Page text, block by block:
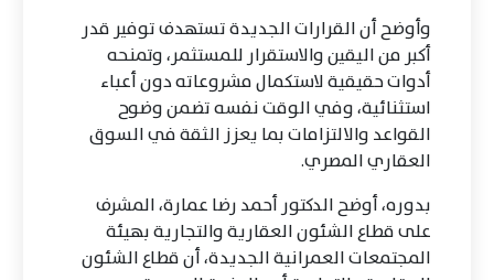
وأوضح أن القرارات الجديدة تستهدف توفير قدر
أكبر من اليقين والاستقرار للمستثمر، وتمنحه
أدوات حقيقية لاستكمال مشروعاته دون أعباء
استثنائية، وفي الوقت نفسه تضمن وضوح
القواعد والالتزامات بما يعزز الثقة في السوق
العقاري المصري.
بدوره، أوضح الدكتور أحمد رضا عمارة، المشرف
على قطاع الشئون العقارية والتجارية بهيئة
المجتمعات العمرانية الجديدة، أن قطاع الشئون